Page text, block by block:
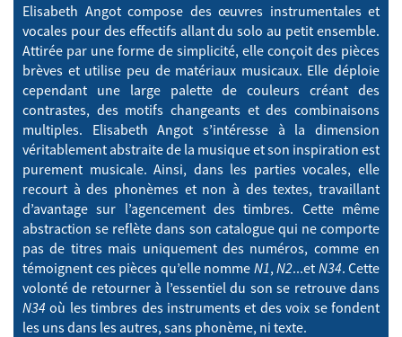
Elisabeth Angot compose des œuvres instrumentales et
vocales pour des effectifs allant du solo au petit ensemble.
Attirée par une forme de simplicité, elle conçoit des pièces
brèves et utilise peu de matériaux musicaux. Elle déploie
cependant une large palette de couleurs créant des
contrastes, des motifs changeants et des combinaisons
multiples. Elisabeth Angot s’intéresse à la dimension
véritablement abstraite de la musique et son inspiration est
purement musicale. Ainsi, dans les parties vocales, elle
recourt à des phonèmes et non à des textes, travaillant
d’avantage sur l’agencement des timbres. Cette même
abstraction se reflète dans son catalogue qui ne comporte
pas de titres mais uniquement des numéros, comme en
témoignent ces pièces qu’elle nomme N1, N2...et N34. Cette
volonté de retourner à l’essentiel du son se retrouve dans
N34 où les timbres des instruments et des voix se fondent
les uns dans les autres, sans phonème, ni texte.